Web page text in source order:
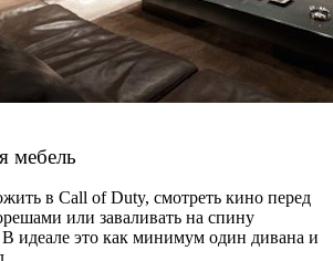
мебель
в Call of Duty, смотреть кино перед
или заваливать на спину
идеале это как минимум один дивана и